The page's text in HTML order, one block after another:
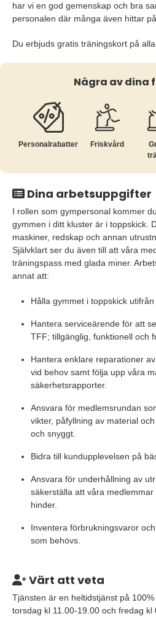
har vi en god gemenskap och bra
personalen där många även hittar
Du erbjuds gratis träningskort på
Några av dina
Personalrabatter Friskvård
Dina arbetsuppgifter
I rollen som gympersonal kommer
gymmen i ditt kluster är i toppskick.
maskiner, redskap och annan
Självklart ser du även till att våra
träningspass med glada miner.
annat att:
Hålla gymmet i toppskick
Hantera serviceärende för att
TFF; tillgänglig, funktionell och
Hantera enklare reparationer
vid behov samt följa upp våra
säkerhetsrapporter.
Ansvara för medlemsrundan
vikter, påfyllning av material
och snyggt.
Bidra till kundupplevelsen på
Ansvara för underhållning av
säkerställa att våra
hinder.
Inventera förbrukningsvaror
som behövs.
Värt att veta
Tjänsten är en heltidstjänst på
torsdag kl 11.00-19.00 och fredag